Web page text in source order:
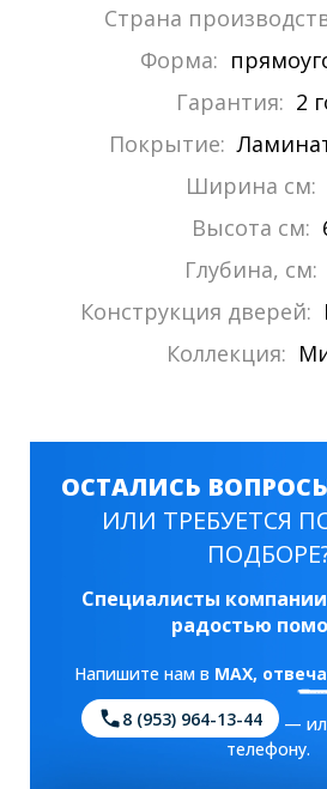
Страна
Форма:
Гарантия: 2
Покрытие:
Ширина см:
Высота см:
Глубина, см:
Конструкция дверей:
Коллекция:
ОСТАЛИСЬ
ИЛИ ТРЕБУЕТСЯ
Специалисты
радостью
Напишите нам в MAX,
8 (953) 964-13-44
—
телефону.